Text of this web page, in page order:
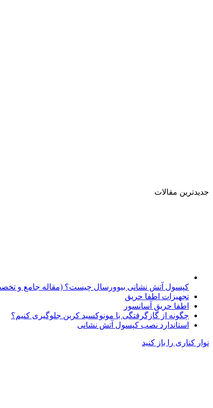
جدیدترین مقالات
کپسول آتش نشانی بیوورسال چیست؟ (مقاله جامع و
تجهیزات اطفا حریق
اطفا حریق آسانسور
چگونه از گازگرفتگی با مونوکسید کربن جلوگیری کنیم؟
استاندارد نصب کپسول آتش نشانی
نوار کناری را باز کنید